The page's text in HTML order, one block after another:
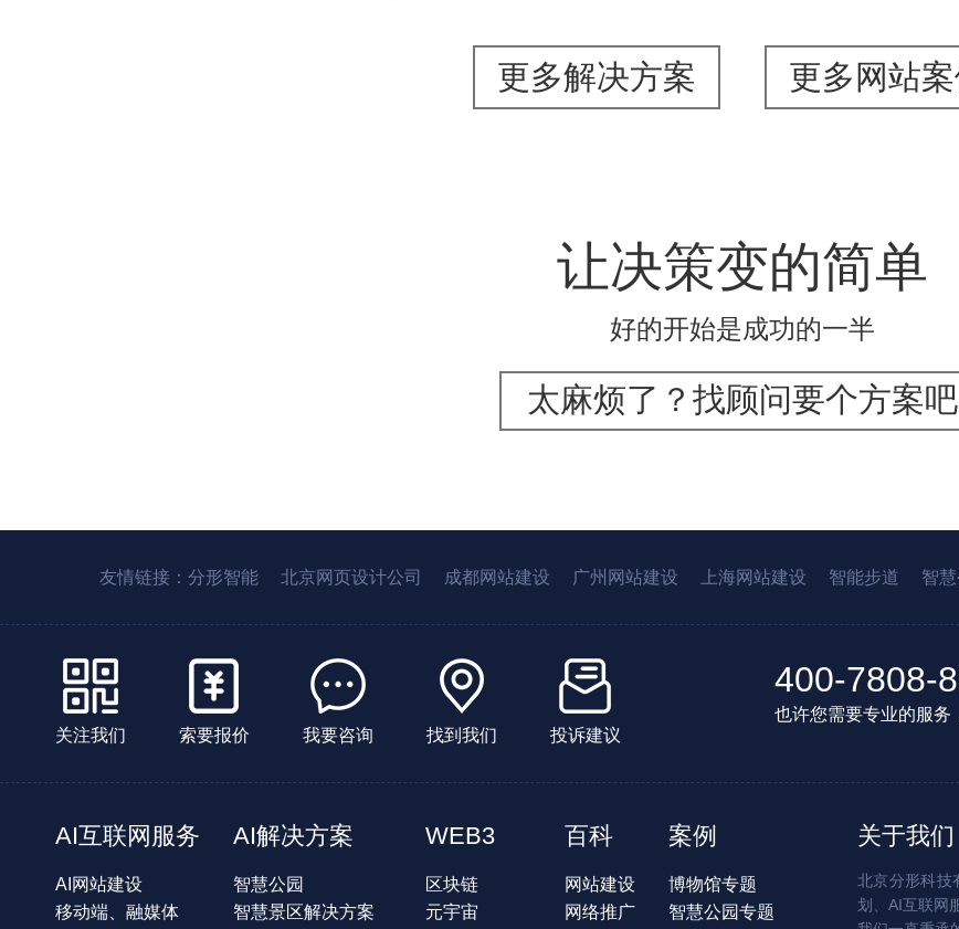
更多解决方案 更多网站案
让决策变的简单
好的开始是成功的一半
太麻烦了？找顾问要个方案吧
友情链接： 分形智能 北京网页设计公司 成都网站建设 广州网站建设 上海网站建设 智能步道 智
关注我们 索要报价 我要咨询 找到我们 投诉建议
400-7808-
也许您需要专业的服务
AI互联网服务
AI网站建设
移动端、融媒体
AI解决方案
智慧公园
智慧景区解决方案
WEB3
区块链
元宇宙
百科
网站建设
网络推广
案例
博物馆专题
智慧公园专题
关于我们
北京分形科技
划、AI互联网